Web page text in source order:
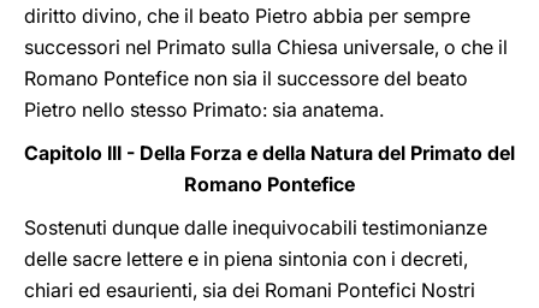
diritto divino, che il beato Pietro abbia per sempre
successori nel Primato sulla Chiesa universale, o che il
Romano Pontefice non sia il successore del beato
Pietro nello stesso Primato: sia anatema.
Capitolo III - Della Forza e della Natura del Primato del
Romano Pontefice
Sostenuti dunque dalle inequivocabili testimonianze
delle sacre lettere e in piena sintonia con i decreti,
chiari ed esaurienti, sia dei Romani Pontefici Nostri